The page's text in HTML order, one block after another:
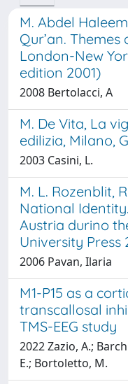
M. Abdel
Qur’an. Themes
London-New
edition 2001)
2008 Bertolacci, A
M. De Vita, La
edilizia, Milano,
2003 Casini, L.
M. L. Rozenblit,
National
Austria durino
University Press
2006 Pavan, Ilaria
M1-P15 as a
transcallosal
TMS-EEG study
2022 Zazio, A.;
E.; Bortoletto, M.